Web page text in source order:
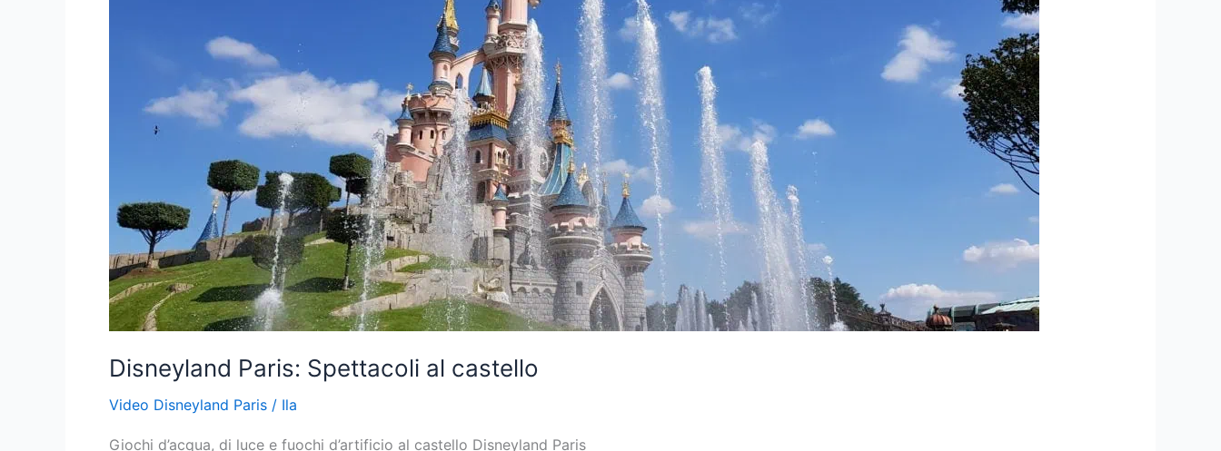
Disneyland Paris: Spettacoli al castello
Video Disneyland Paris / Ila
Giochi d’acqua, di luce e fuochi d’artificio al castello Disneyland Paris